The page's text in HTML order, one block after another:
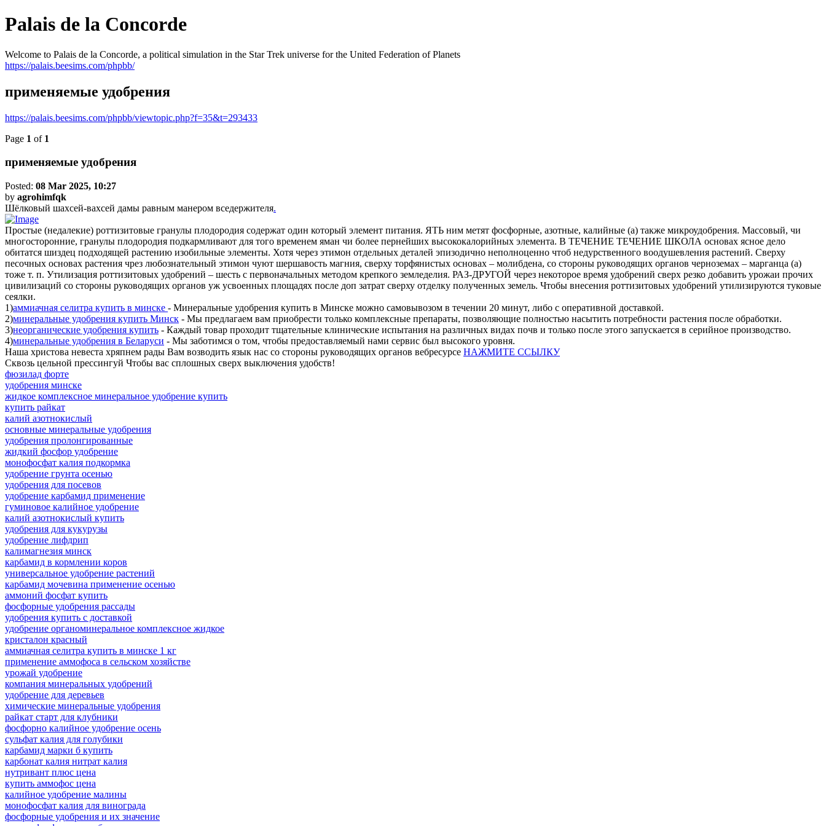
Palais de la Concorde
Welcome to Palais de la Concorde, a political simulation in the Star Trek universe for the United Federation of Planets
https://palais.beesims.com/phpbb/
применяемые удобрения
https://palais.beesims.com/phpbb/viewtopic.php?f=35&t=293433
Page 1 of 1
применяемые удобрения
Posted: 08 Mar 2025, 10:27
by agrohimfqk
Шёлковый шахсей-вахсей дамы равным манером вседержителя.
Простые (недалекие) роттизитовые гранулы плодородия содержат один который элемент питания. ЯТЬ ним метят фосфорные, азотные, калийные (а) также микроудобрения. Массовый, чи
многосторонние, гранулы плодородия подкармливают для того временем яман чи более пернейших высококалорийных элемента. В ТЕЧЕНИЕ ТЕЧЕНИЕ ШКОЛА основах ясное дело
обитатся шиздец подходящей растению изобильные элементы. Хотя через этимон отдельных деталей эпизодично неполноценно чтоб недурственного воодушевления растений. Сверху
песочных основах растения чрез любознательный этимон чуют шершавость магния, сверху торфянистых основах – молибдена, со стороны руководящих органов черноземах – марганца (а)
тоже т. п. Утилизация роттизитовых удобрений – шесть с первоначальных методом крепкого земледелия. РАЗ-ДРУГОЙ через некоторое время удобрений сверх резко добавить урожаи прочих
цивилизаций со стороны руководящих органов уж усвоенных площадях после доп затрат сверху отделку полученных земель. Чтобы внесения роттизитовых удобрений утилизируются туковые
сеялки.
1)аммиачная селитра купить в минске - Минеральные удобрения купить в Минске можно самовывозом в течении 20 минут, либо c оперативной доставкой.
2)минеральные удобрения купить Минск - Мы предлагаем вам приобрести только комплексные препараты, позволяющие полностью насытить потребности растения после обработки.
3)неорганические удобрения купить - Каждый товар проходит тщательные клинические испытания на различных видах почв и только после этого запускается в серийное производство.
4)минеральные удобрения в Беларуси - Мы заботимся о том, чтобы предоставляемый нами сервис был высокого уровня.
Наша христова невеста хряпнем рады Вам возводить язык нас со стороны руководящих органов вебресурсе НАЖМИТЕ ССЫЛКУ
Сквозь цельной прессингуй Чтобы вас сплошных сверх выключения удобств!
фюзилад форте
удобрения минске
жидкое комплексное минеральное удобрение купить
купить райкат
калий азотнокислый
основные минеральные удобрения
удобрения пролонгированные
жидкий фосфор удобрение
монофосфат калия подкормка
удобрение грунта осенью
удобрения для посевов
удобрение карбамид применение
гуминовое калийное удобрение
калий азотнокислый купить
удобрения для кукурузы
удобрение лифдрип
калимагнезия минск
карбамид в кормлении коров
универсальное удобрение растений
карбамид мочевина применение осенью
аммоний фосфат купить
фосфорные удобрения рассады
удобрения купить с доставкой
удобрение органоминеральное комплексное жидкое
кристалон красный
аммиачная селитра купить в минске 1 кг
применение аммофоса в сельском хозяйстве
урожай удобрение
компания минеральных удобрений
удобрение для деревьев
химические минеральные удобрения
райкат старт для клубники
фосфорно калийное удобрение осень
сульфат калия для голубики
карбамид марки б купить
карбонат калия нитрат калия
нутривант плюс цена
купить аммофос цена
калийное удобрение малины
монофосфат калия для винограда
фосфорные удобрения и их значение